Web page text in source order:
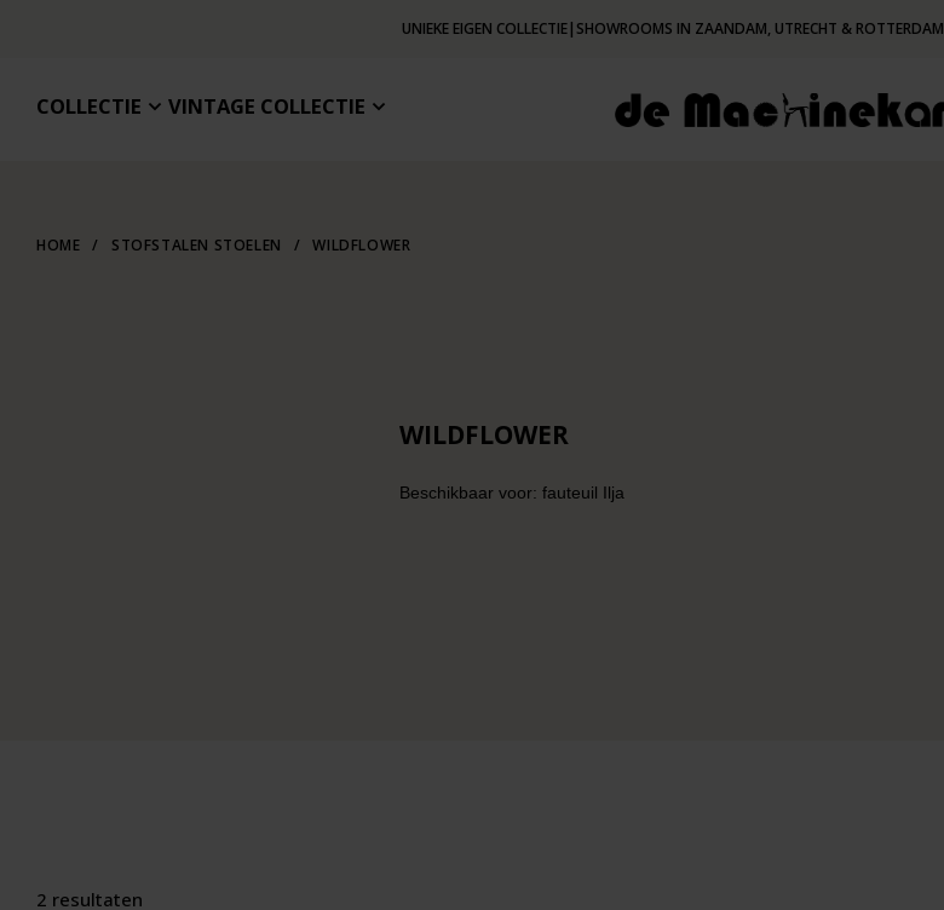
UNIEKE EIGEN COLLECTIE| SHOWROOMS IN ZAANDAM, UTRECHT & ROTTERDAM
COLLECTIE VINTAGE COLLECTIE
HOME / STOFSTALEN STOELEN / WILDFLOWER
WILDFLOWER
Beschikbaar voor: fauteuil Ilja
2 resultaten